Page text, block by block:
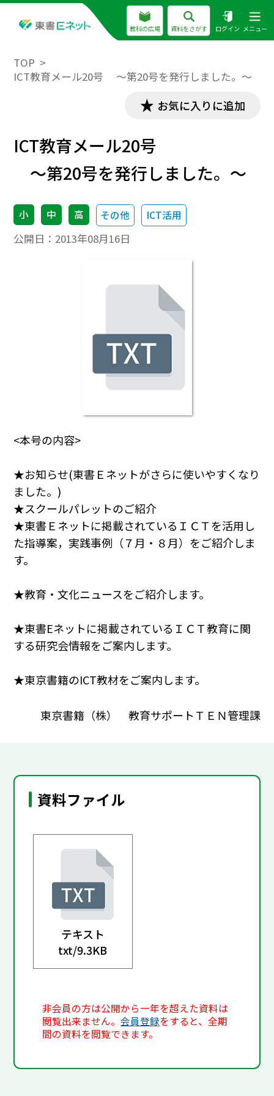
教科の広場 資料をさがす ログイン メニュー
TOP
ICT教育メール20号 ～第20号を発行しました。～
お気に入りに追加
ICT教育メール20号
～第20号を発行しました。～
小 中 高 その他 ICT活用
公開日： 2013年08月16日
<本号の内容>
★お知らせ(東書Ｅネットがさらに使いやすくなり
ました。)
★スクールパレットのご紹介
★東書Ｅネットに掲載されているＩＣＴを活用し
た指導案，実践事例（７月・８月）をご紹介しま
す。
★教育・文化ニュースをご紹介します。
★東書Eネットに掲載されているＩＣＴ教育に関
する研究会情報をご案内します。
★東京書籍のICT教材をご案内します。
東京書籍（株） 教育サポートＴＥＮ管理課
資料ファイル
テキスト
txt/9.3KB
非会員の方は公開から一年を超えた資料は
閲覧出来ません。会員登録をすると、全期
間の資料を閲覧できます。